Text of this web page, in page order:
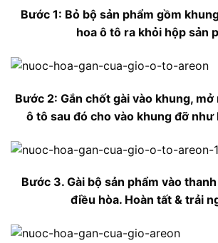
Bước 1: Bỏ bộ sản phẩm gồm
hoa ô tô ra khỏi hộp sản
Bước 2: Gắn chốt gài vào khung,
ô tô sau đó cho vào khung đỡ
Bước 3. Gài bộ sản phẩm vào
điều hòa. Hoàn tất & trải